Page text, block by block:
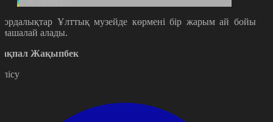
Ұлттық музейде көрмені бір жарым ай бойы
алады.
Жақыпбек